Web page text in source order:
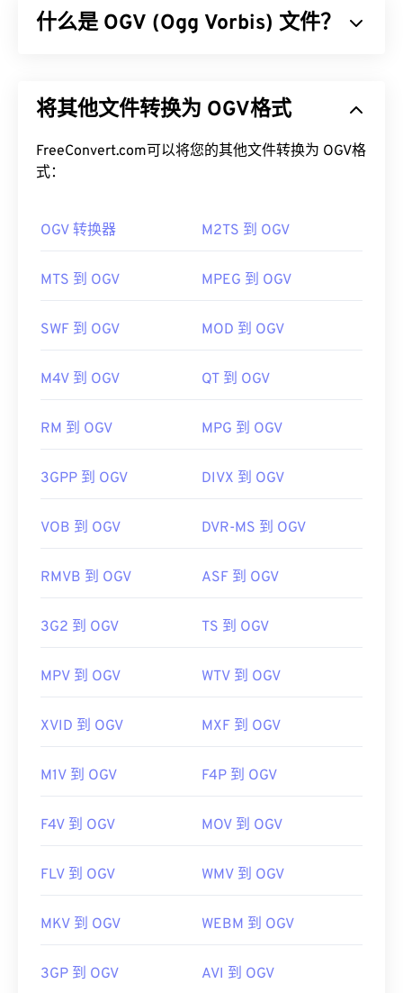
味着原始音频的质量和数据不会丢失，但这也意味着
如何打开 AIFF 文件？
默认情况下，AIFF 会在Windows Media Player或
iTunes
请注意，如果您使用的是
苹果移动设备无需转换即可打开 AIFF 文件。
有用的链接：
https://www.lifewire.com/aiff-aif-aifc-files-
什么是 OGV (Ogg Vorbis) 文件？
编解码器的一部分，该系列由非营利组织 Xiph.Org
OGV 可以时分复用 (TDM)音频、视频、文本（字
幕）和元数据。它支持流媒体以及
如何打开 OGV 文件？
VLC 媒体播放器
是打开 OGV 文件的最佳选择。其他
的Winamp 和适用于 Mac OS X 的Elmedia
DirectShow的播放器中播放，但必须使用
首次发布： 2017 年
https://en.wikipedia.org/wiki/Ogg
https://www.xiph.org/
将其他文件转换为 OGV格式
FreeConvert.com可以将您的其他文件转换为 OGV格
式：
OGV 转换器 M2TS 到 OGV
MTS 到 OGV MPEG 到 OGV
SWF 到 OGV MOD 到 OGV
M4V 到 OGV QT 到 OGV
RM 到 OGV MPG 到 OGV
3GPP 到 OGV DIVX 到 OGV
VOB 到 OGV DVR-MS 到 OGV
RMVB 到 OGV ASF 到 OGV
3G2 到 OGV TS 到 OGV
MPV 到 OGV WTV 到 OGV
XVID 到 OGV MXF 到 OGV
M1V 到 OGV F4P 到 OGV
F4V 到 OGV MOV 到 OGV
FLV 到 OGV WMV 到 OGV
MKV 到 OGV WEBM 到 OGV
3GP 到 OGV AVI 到 OGV